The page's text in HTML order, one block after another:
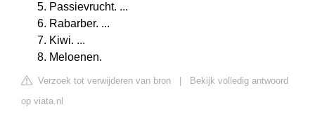
Passievrucht. ...
Rabarber. ...
Kiwi. ...
Meloenen.
Verzoek tot verwijderen van bron
Bekijk volledig antwoord
op viata.nl